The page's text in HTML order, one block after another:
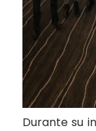
Durante su